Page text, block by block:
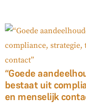
“Goede
bestaat uit
en menselijk